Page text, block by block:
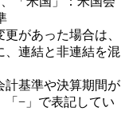
があった場合は、
、連結と非連結を混
計基準や決算期間が
「−」で表記してい